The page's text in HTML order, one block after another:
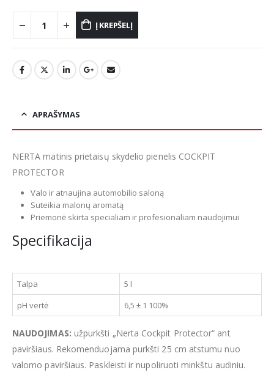
Į KREPŠELĮ
APRAŠYMAS
NERTA matinis prietaisų skydelio pienelis COCKPIT
PROTECTOR
Valo ir atnaujina automobilio saloną
Suteikia malonų aromatą
Priemonė skirta specialiam ir profesionaliam naudojimui
Specifikacija
Talpa
5 l
pH vertė
6,5 ± 1 100%
NAUDOJIMAS: užpurkšti „Nerta Cockpit Protector“ ant
paviršiaus. Rekomenduojama purkšti 25 cm atstumu nuo
valomo paviršiaus. Paskleisti ir nupoliruoti minkštu audiniu.